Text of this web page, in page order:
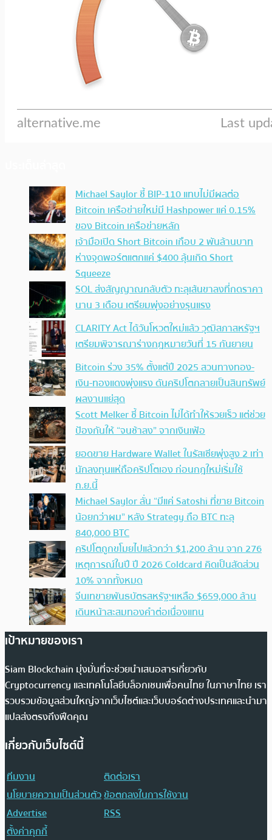
Michael Saylor ชี้ BIP-110 แทบไม่มีผลต่อ
Bitcoin เครือข่ายใหม่มี Hashpower แค่ 0.15%
ของ Bitcoin เครือข่ายหลัก
เจ้ามือเปิด Short Bitcoin เกือบ 2 พันล้านบาท
ห่างจุดพอร์ตแตกแค่ $400 ลุ้นเกิด Short
Squeeze
SOL ส่งสัญญาณกลับตัว ทะลุเส้นขาลงที่กดราคา
นาน 3 เดือน เตรียมพุ่งอย่างรุนแรง
CLARITY Act ได้วันโหวตใหม่แล้ว วุฒิสภาสหรัฐฯ
เตรียมพิจารณาร่างกฎหมายวันที่ 15 กันยายน
Bitcoin ร่วง 35% ตั้งแต่ปี 2025 สวนทางทอง-
เงิน-ทองแดงพุ่งแรง ดันคริปโตกลายเป็นสินทรัพย์
ผลงานแย่สุด
Scott Melker ชี้ Bitcoin ไม่ได้ทำให้รวยเร็ว แต่ช่วย
ป้องกันให้ “จนช้าลง” จากเงินเฟ้อ
ยอดขาย Hardware Wallet ในรัสเซียพุ่งสูง 2 เท่า
นักลงทุนแห่ถือคริปโตเอง ก่อนกฎใหม่เริ่มใช้
ก.ย.นี้
Michael Saylor ลั่น “มีแค่ Satoshi ที่ขาย Bitcoin
น้อยกว่าผม” หลัง Strategy ถือ BTC ทะลุ
840,000 BTC
คริปโตถูกขโมยไปแล้วกว่า $1,200 ล้าน จาก 276
เหตุการณ์ในปี ปี 2026 Coldcard คิดเป็นสัดส่วน
10% จากทั้งหมด
จีนเทขายพันธบัตรสหรัฐฯเหลือ $659,000 ล้าน
เดินหน้าสะสมทองคำต่อเนื่องแทน
เป้าหมายของเรา
Siam Blockchain มุ่งมั่นที่จะช่วยนำเสนอสารเกี่ยวกับ
Cryptocurrency และเทคโนโลยีบล็อกเชนเพื่อคนไทย ในภาษาไทย เรา
รวบรวมข้อมูลส่วนใหญ่จากเว็บไซต์และเว็บบอร์ดต่างประเทศและนำมา
แปลส่งตรงถึงฟีดคุณ
เกี่ยวกับเว็บไซต์นี้
ทีมงาน
ติดต่อเรา
นโยบายความเป็นส่วนตัวข้อตกลงในการใช้งาน
Advertise
RSS
ตั้งค่าคุกกี้